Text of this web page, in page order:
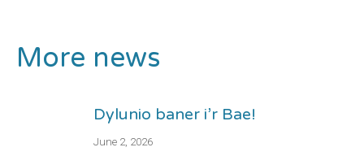
More news
Dylunio baner i’r Bae!
June 2, 2026